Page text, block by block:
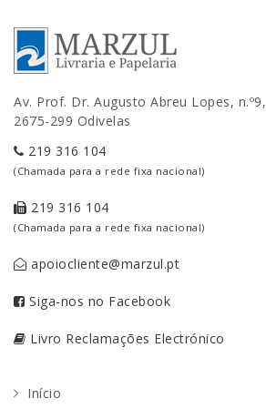
Av. Prof. Dr. Augusto Abreu Lopes, n.º9,
2675-299 Odivelas
219 316 104
(Chamada para a rede fixa nacional)
219 316 104
(Chamada para a rede fixa nacional)
apoiocliente@marzul.pt
Siga-nos no Facebook
Livro Reclamações Electrónico
Início